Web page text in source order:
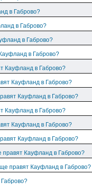
в Габрово?
в Габрово?
в Габрово?
в Габрово?
Кауфланд в Габрово?
Кауфланд в Габрово?
Кауфланд в Габрово?
Кауфланд в Габрово?
Кауфланд в Габрово?
Кауфланд в Габрово?
правят Кауфланд в Габрово?
ще правят Кауфланд в Габрово?